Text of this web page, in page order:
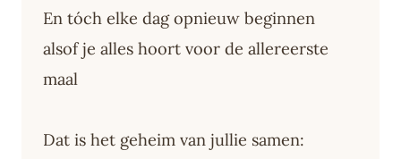
En tóch elke dag opnieuw beginnen
alsof je alles hoort voor de allereerste
maal
Dat is het geheim van jullie samen: